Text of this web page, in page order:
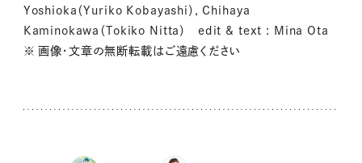
Yoshioka（Yuriko Kobayashi）, Chihaya
Kaminokawa（Tokiko Nitta） edit & text : Mina Ota
※ 画像・文章の無断転載はご遠慮ください